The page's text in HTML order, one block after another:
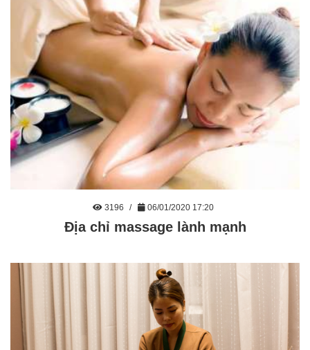
3196 06/01/2020 17:20
Địa chỉ massage lành mạnh